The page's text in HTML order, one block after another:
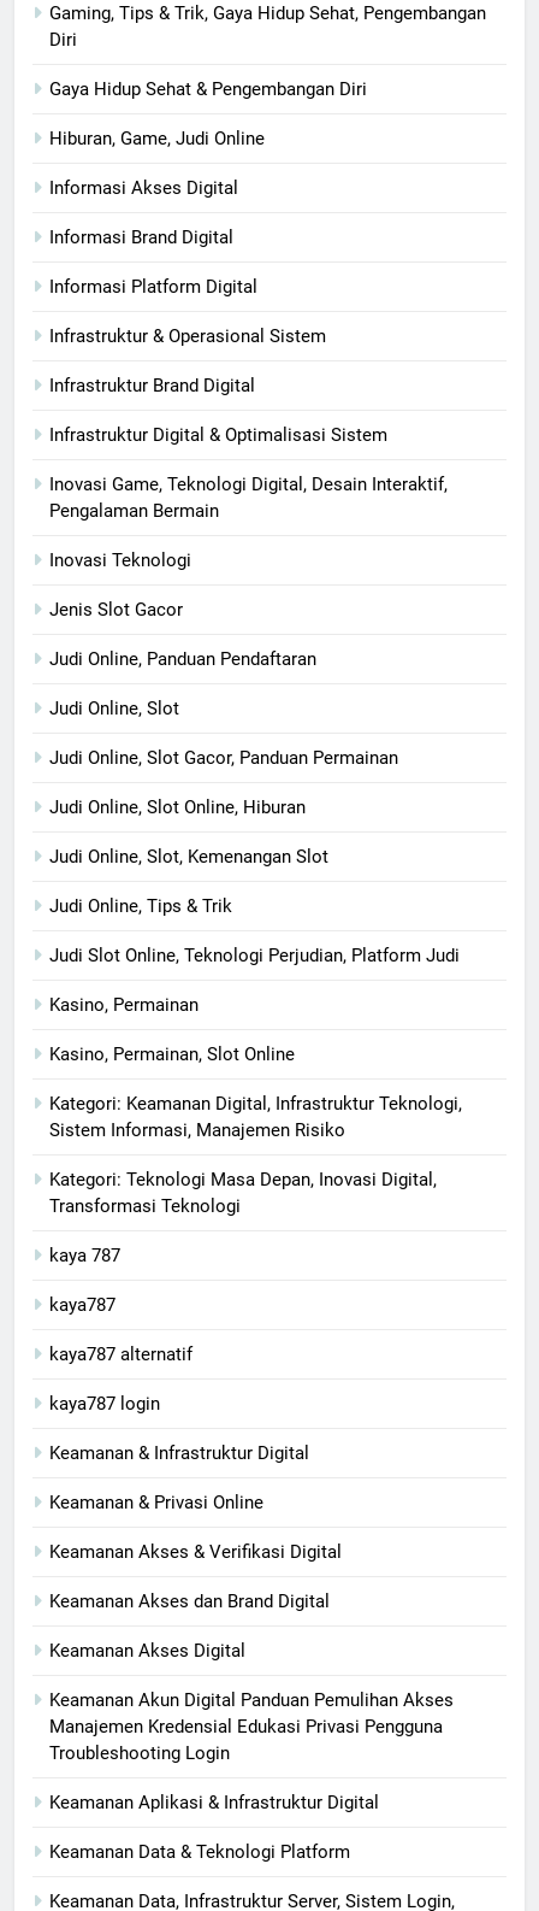
Gaming, Tips & Trik, Gaya Hidup Sehat, Pengembangan
Diri
Gaya Hidup Sehat & Pengembangan Diri
Hiburan, Game, Judi Online
Informasi Akses Digital
Informasi Brand Digital
Informasi Platform Digital
Infrastruktur & Operasional Sistem
Infrastruktur Brand Digital
Infrastruktur Digital & Optimalisasi Sistem
Inovasi Game, Teknologi Digital, Desain Interaktif,
Pengalaman Bermain
Inovasi Teknologi
Jenis Slot Gacor
Judi Online, Panduan Pendaftaran
Judi Online, Slot
Judi Online, Slot Gacor, Panduan Permainan
Judi Online, Slot Online, Hiburan
Judi Online, Slot, Kemenangan Slot
Judi Online, Tips & Trik
Judi Slot Online, Teknologi Perjudian, Platform Judi
Kasino, Permainan
Kasino, Permainan, Slot Online
Kategori: Keamanan Digital, Infrastruktur Teknologi,
Sistem Informasi, Manajemen Risiko
Kategori: Teknologi Masa Depan, Inovasi Digital,
Transformasi Teknologi
kaya 787
kaya787
kaya787 alternatif
kaya787 login
Keamanan & Infrastruktur Digital
Keamanan & Privasi Online
Keamanan Akses & Verifikasi Digital
Keamanan Akses dan Brand Digital
Keamanan Akses Digital
Keamanan Akun Digital Panduan Pemulihan Akses
Manajemen Kredensial Edukasi Privasi Pengguna
Troubleshooting Login
Keamanan Aplikasi & Infrastruktur Digital
Keamanan Data & Teknologi Platform
Keamanan Data, Infrastruktur Server, Sistem Login,